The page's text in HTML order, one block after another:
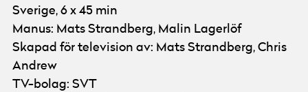
Sverige, 6 x 45 min
Manus: Mats Strandberg, Malin Lagerlöf
Skapad för television av: Mats Strandberg, Chris
Andrew
TV-bolag: SVT